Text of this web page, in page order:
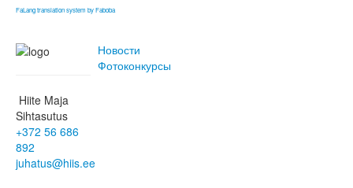
FaLang translation system by Faboba
Hiite Maja
Sihtasutus
+372 56 686
892
juhatus@hiis.ee
Новости
Фотоконкурсы